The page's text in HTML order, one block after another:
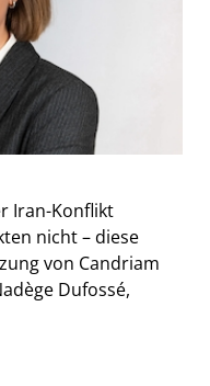
Iran-Konflikt
nicht – diese
von Candriam
Dufossé,